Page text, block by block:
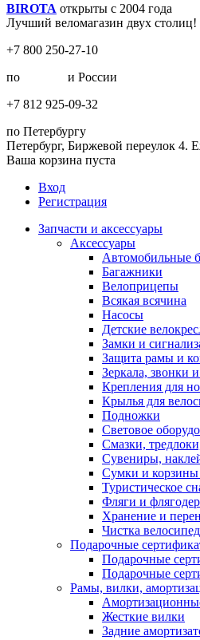
BIROTA открыты с 2004 года
Лучший веломагазин двух столиц!
+7 800 250-27-10
по
и России
+7 812 925-09-32
по Петербургу
Петербург, Биржевой переулок 4.
Ваша корзина пуста
Вход
Регистрация
Запчасти и аксессуары
Аксессуары
Автомобильные
Багажники
Велоприцепы
Всякая всячина
Насосы
Детские
Замки и
Защита рамы и
Зеркала, звонки
Крепления для
Крылья для
Подножки
Световое
Смазки,
Сувениры,
Сумки и корзины
Туристическое
Фляги и
Хранение и
Чистка
Подарочные
Подарочные
Подарочные
Рамы, вилки,
Жесткие вилки
Задние